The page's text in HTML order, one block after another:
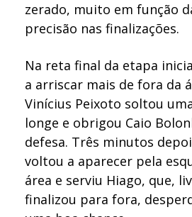
zerado, muito em função
precisão nas finalizações.
Na reta final da etapa
a arriscar mais de fora da
Vinícius Peixoto soltou
longe e obrigou Caio
defesa. Três minutos
voltou a aparecer pela
área e serviu Hiago, que,
finalizou para fora,